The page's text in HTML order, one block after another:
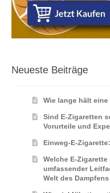
Neueste Beiträge
Wie lange hält
Sind E-Zigaretten
Vorurteile und
Einweg-E-
Welche E-
umfassender
Welt des Dampfens